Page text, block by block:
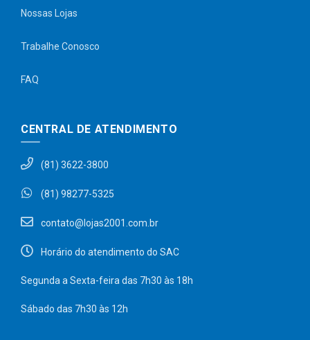
Nossas Lojas
Trabalhe Conosco
FAQ
CENTRAL DE ATENDIMENTO
(81) 3622-3800
(81) 98277-5325
contato@lojas2001.com.br
Horário do atendimento do SAC
Segunda a Sexta-feira das 7h30 às 18h
Sábado das 7h30 às 12h